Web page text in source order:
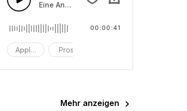
laut und weniger laut
Swing und Schlagzeug.
Eine Ansammlung von
Applaus Prost
00:00:41
Mehr anzeigen